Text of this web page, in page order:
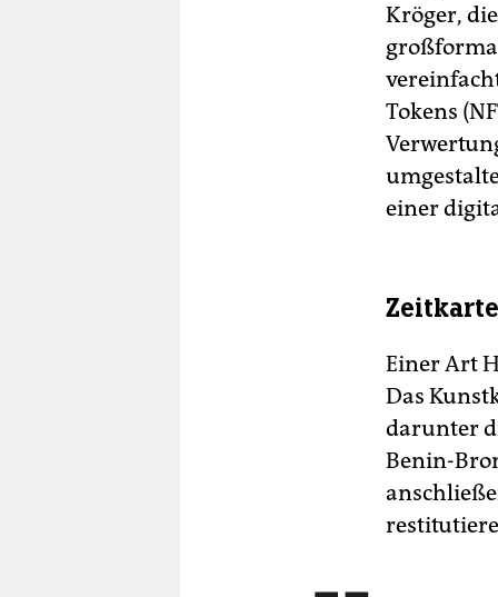
Kröger,
Tokens
einer
Einer Art
Das
darunter
Benin-